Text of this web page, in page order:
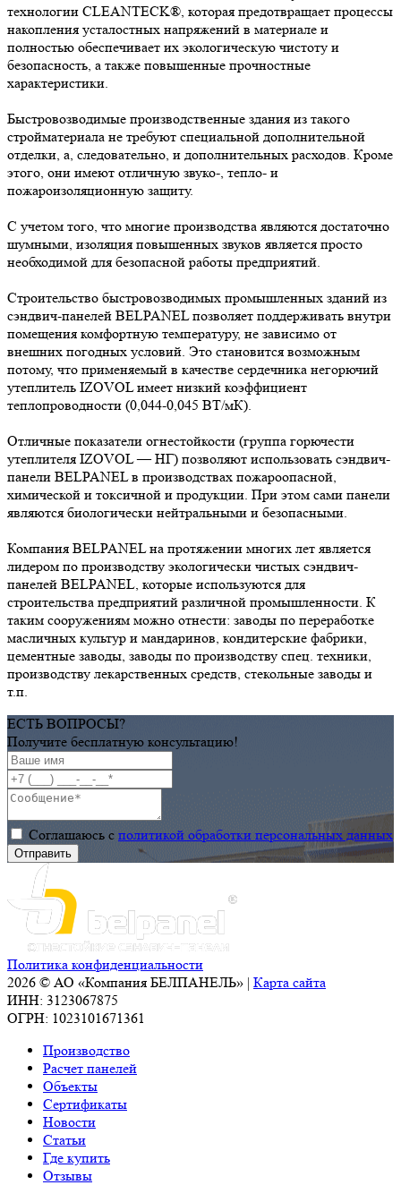
технологии CLEANTECK®, которая предотвращает процессы
накопления усталостных напряжений в материале и
полностью обеспечивает их экологическую чистоту и
безопасность, а также повышенные прочностные
характеристики.
Быстровозводимые производственные здания из такого
стройматериала не требуют специальной дополнительной
отделки, а, следовательно, и дополнительных расходов. Кроме
этого, они имеют отличную звуко-, тепло- и
пожароизоляционную защиту.
С учетом того, что многие производства являются достаточно
шумными, изоляция повышенных звуков является просто
необходимой для безопасной работы предприятий.
Строительство быстровозводимых промышленных зданий из
сэндвич-панелей BELPANEL позволяет поддерживать внутри
помещения комфортную температуру, не зависимо от
внешних погодных условий. Это становится возможным
потому, что применяемый в качестве сердечника негорючий
утеплитель IZOVOL имеет низкий коэффициент
теплопроводности (0,044-0,045 ВТ/мК).
Отличные показатели огнестойкости (группа горючести
утеплителя IZOVOL — НГ) позволяют использовать сэндвич-
панели BELPANEL в производствах пожароопасной,
химической и токсичной и продукции. При этом сами панели
являются биологически нейтральными и безопасными.
Компания BELPANEL на протяжении многих лет является
лидером по производству экологически чистых сэндвич-
панелей BELPANEL, которые используются для
строительства предприятий различной промышленности. К
таким сооружениям можно отнести: заводы по переработке
масличных культур и мандаринов, кондитерские фабрики,
цементные заводы, заводы по производству спец. техники,
производству лекарственных средств, стекольные заводы и
т.п.
ЕСТЬ ВОПРОСЫ?
Получите бесплатную консультацию!
Соглашаюсь с политикой обработки персональных данных
Политика конфиденциальности
2026 © АО «Компания БЕЛПАНЕЛЬ» | Карта сайта
ИНН: 3123067875
ОГРН: 1023101671361
Производство
Расчет панелей
Объекты
Сертификаты
Новости
Статьи
Где купить
Отзывы